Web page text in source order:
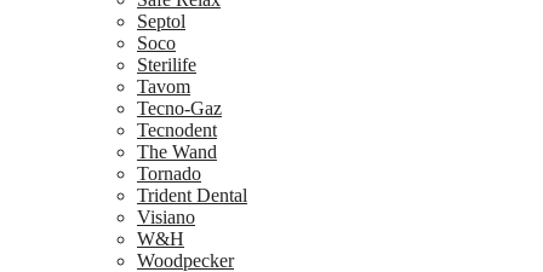
Septol
Soco
Sterilife
Tavom
Tecno-Gaz
Tecnodent
The Wand
Tornado
Trident Dental
Visiano
W&H
Woodpecker